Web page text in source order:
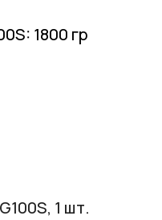
1800 гр
1 шт.